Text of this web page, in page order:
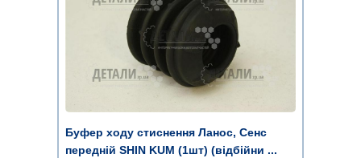
Буфер ходу стиснення Ланос, Сенс
передній SHIN KUM (1шт) (відбійни ...